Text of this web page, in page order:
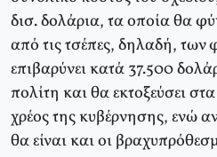
δισ. δολάρια, τα οποία θα
από τις τσέπες, δηλαδή,
επιβαρύνει κατά 37.500
πολίτη και θα εκτοξεύσει
χρέος της κυβέρνησης, ενώ
θα είναι και οι